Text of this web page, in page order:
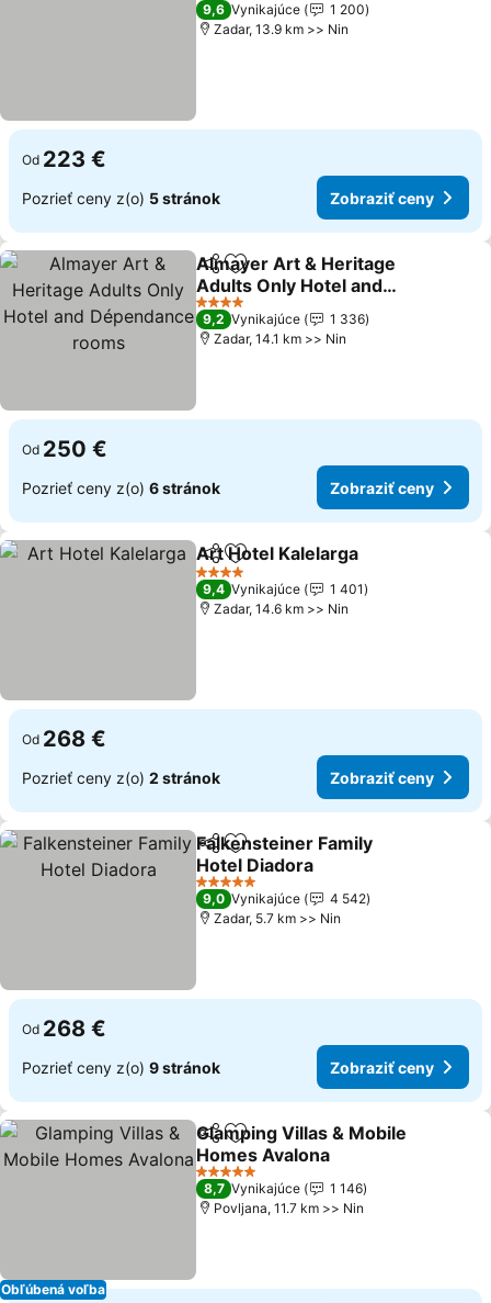
9,6 Vynikajúce
1 200
Zadar, 13.9 km >> Nin
Od 223 €
Pozrieť ceny z(o) 5 stránok Zobraziť ceny
ZdieľaťPridať do obľúbených
Almayer Art & Heritage
Adults Only Hotel and
Dépendance rooms
4 Počet hviezdičiek
9,2 Vynikajúce
1 336
Zadar, 14.1 km >> Nin
Od 250 €
Pozrieť ceny z(o) 6 stránok Zobraziť ceny
ZdieľaťPridať do obľúbených
Art Hotel Kalelarga
4 Počet hviezdičiek
9,4 Vynikajúce
1 401
Zadar, 14.6 km >> Nin
Od 268 €
Pozrieť ceny z(o) 2 stránok Zobraziť ceny
ZdieľaťPridať do obľúbených
Falkensteiner Family
Hotel Diadora
5 Počet hviezdičiek
9,0 Vynikajúce
4 542
Zadar, 5.7 km >> Nin
Od 268 €
Pozrieť ceny z(o) 9 stránok Zobraziť ceny
Obľúbená voľba
ZdieľaťPridať do obľúbených
Glamping Villas & Mobile
Homes Avalona
5 Počet hviezdičiek
8,7 Vynikajúce
1 146
Povljana, 11.7 km >> Nin